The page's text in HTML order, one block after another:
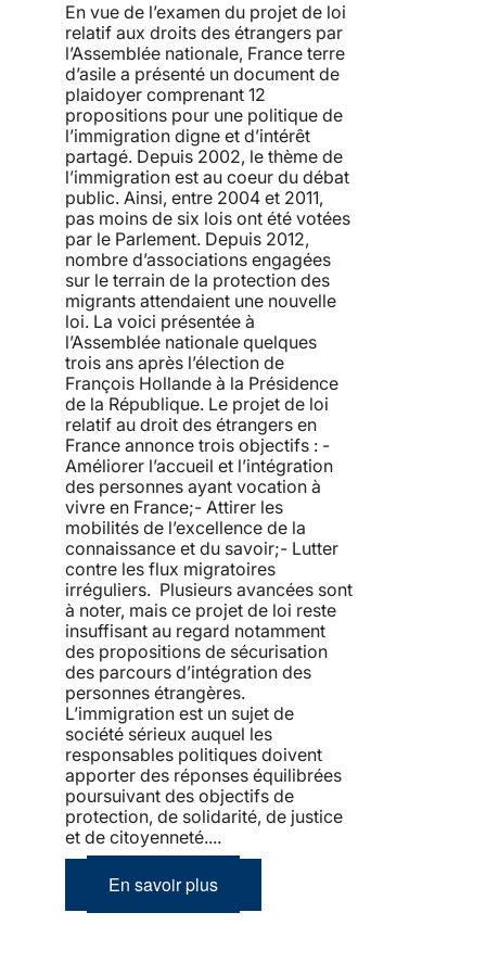
En vue de l’examen du projet de loi
relatif aux droits des étrangers par
l’Assemblée nationale, France terre
d’asile a présenté un document de
plaidoyer comprenant 12
propositions pour une politique de
l’immigration digne et d’intérêt
partagé. Depuis 2002, le thème de
l’immigration est au coeur du débat
public. Ainsi, entre 2004 et 2011,
pas moins de six lois ont été votées
par le Parlement. Depuis 2012,
nombre d’associations engagées
sur le terrain de la protection des
migrants attendaient une nouvelle
loi. La voici présentée à
l’Assemblée nationale quelques
trois ans après l’élection de
François Hollande à la Présidence
de la République. Le projet de loi
relatif au droit des étrangers en
France annonce trois objectifs : -
Améliorer l’accueil et l’intégration
des personnes ayant vocation à
vivre en France;- Attirer les
mobilités de l’excellence de la
connaissance et du savoir;- Lutter
contre les flux migratoires
irréguliers. Plusieurs avancées sont
à noter, mais ce projet de loi reste
insuffisant au regard notamment
des propositions de sécurisation
des parcours d’intégration des
personnes étrangères.
L’immigration est un sujet de
société sérieux auquel les
responsables politiques doivent
apporter des réponses équilibrées
poursuivant des objectifs de
protection, de solidarité, de justice
et de citoyenneté....
En savoir plus